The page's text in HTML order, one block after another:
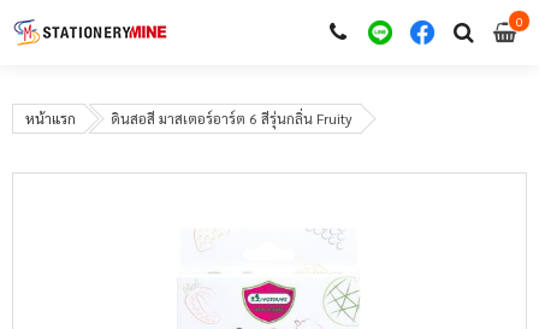
00
หน้าแรก ดินสอสี มาสเตอร์อาร์ต 6 สีรุ่นกลิ่น Fruity